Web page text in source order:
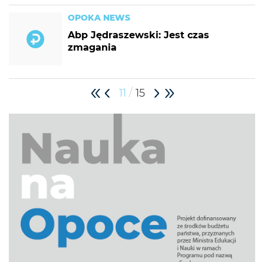
OPOKA NEWS
Abp Jędraszewski: Jest czas
zmagania
11 / 15